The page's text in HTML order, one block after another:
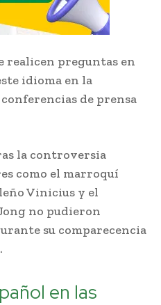
realicen preguntas en
idioma en la
de prensa
la controversia
como el marroquí
Vinicius y el
no pudieron
su comparecencia
en las